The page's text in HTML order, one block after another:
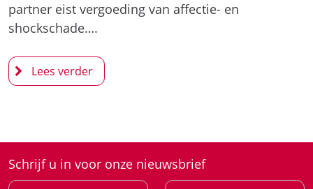
partner eist vergoeding van affectie- en
shockschade….
Schrijf u in voor onze nieuwsbrief